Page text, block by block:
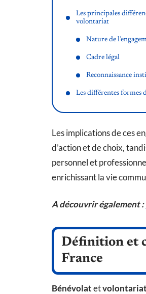
Les principales
volontariat
Nature de
Cadre légal
Reconnaissance
Les différentes formes
Les implications de ces
d’action et de choix,
personnel et
enrichissant la vie
A découvrir également :
Définition et
France
Bénévolatetvolontariat